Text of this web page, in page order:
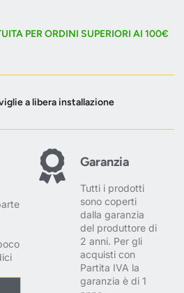
PER ORDINI SUPERIORI AI 100€
a libera installazione
Garanzia
Tutti i prodotti
sono coperti
dalla garanzia
del produttore di
2 anni. Per gli
acquisti con
Partita IVA la
garanzia è di 1